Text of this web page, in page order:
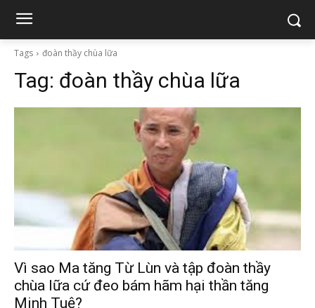
Tags đoàn thầy chùa lữa
Tag: đoàn thầy chùa lữa
Vì sao Ma tăng Từ Lùn và tập đoàn thầy
chùa lữa cứ đeo bám hãm hại thần tăng
Minh Tuệ?